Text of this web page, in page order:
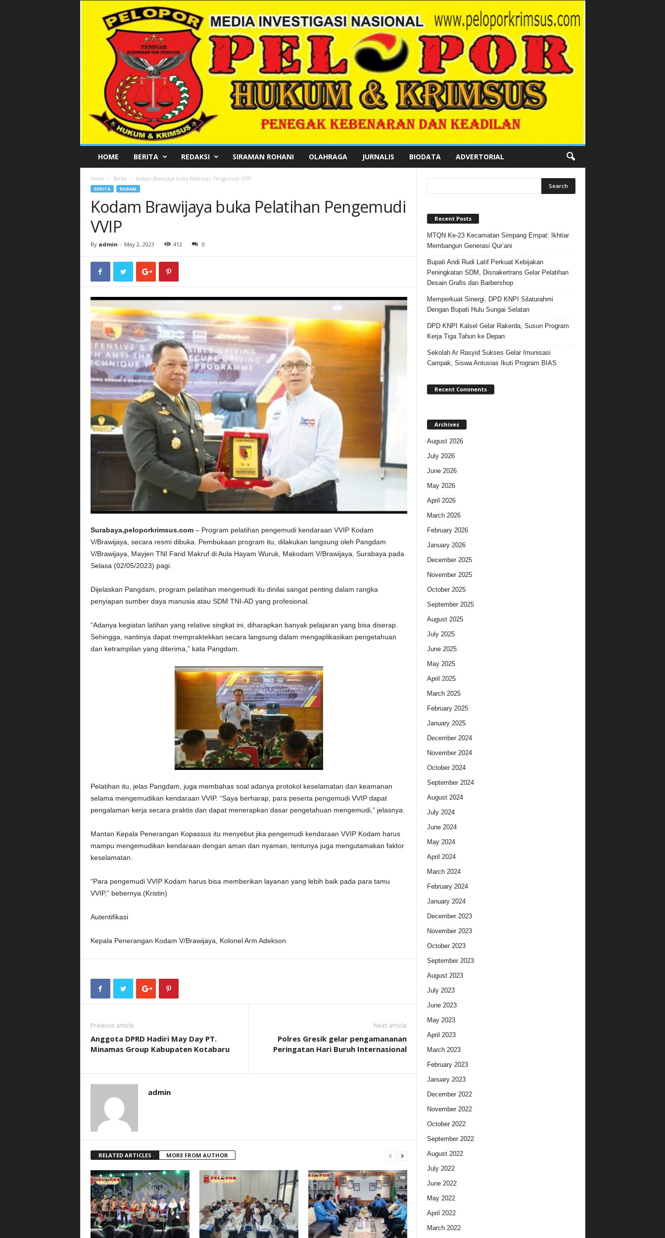
L
HOME BERITA REDAKSI SIRAMAN ROHANI OLAHRAGA JURNALIS BIODATA ADVERTORIAL
Home Berita Kodam Brawijaya buka Pelatihan Pengemudi VVIP
BERITA RAGAM
Kodam Brawijaya buka Pelatihan Pengemudi
VVIP
By admin - May 2, 2023 412 0
Surabaya,peloporkrimsus.com– Program pelatihan pengemudi kendaraan VVIP Kodam
V/Brawijaya, secara resmi dibuka. Pembukaan program itu, dilakukan langsung oleh Pangdam
V/Brawijaya, Mayjen TNI Farid Makruf di Aula Hayam Wuruk, Makodam V/Brawijaya, Surabaya pada
Selasa (02/05/2023) pagi.
Dijelaskan Pangdam, program pelatihan mengemudi itu dinilai sangat penting dalam rangka
penyiapan sumber daya manusia atau SDM TNI-AD yang profesional.
“Adanya kegiatan latihan yang relative singkat ini, diharapkan banyak pelajaran yang bisa diserap.
Sehingga, nantinya dapat mempraktekkan secara langsung dalam mengaplikasikan pengetahuan
dan ketrampilan yang diterima,” kata Pangdam.
Pelatihan itu, jelas Pangdam, juga membahas soal adanya protokol keselamatan dan keamanan
selama mengemudikan kendaraan VVIP. “Saya berharap, para peserta pengemudi VVIP dapat
pengalaman kerja secara praktis dan dapat menerapkan dasar pengetahuan mengemudi,” jelasnya.
Mantan Kepala Penerangan Kopassus itu menyebut jika pengemudi kendaraan VVIP Kodam harus
mampu mengemudikan kendaraan dengan aman dan nyaman, tentunya juga mengutamakan faktor
keselamatan.
“Para pengemudi VVIP Kodam harus bisa memberikan layanan yang lebih baik pada para tamu
VVIP,” bebernya.(Kristin)
Autentifikasi
Kepala Penerangan Kodam V/Brawijaya, Kolonel Arm Adekson
Previous article
Anggota DPRD Hadiri May Day PT.
Minamas Group Kabupaten Kotabaru
Next article
Polres Gresik gelar pengamananan
Peringatan Hari Buruh Internasional
admin
RELATED ARTICLES MORE FROM AUTHOR
Recent Posts
MTQN Ke-23 Kecamatan Simpang Empat: Ikhtiar
Membangun Generasi Qur’ani
Bupati Andi Rudi Latif Perkuat Kebijakan
Peningkatan SDM, Disnakertrans Gelar Pelatihan
Desain Grafis dan Barbershop
Memperkuat Sinergi, DPD KNPI Silaturahmi
Dengan Bupati Hulu Sungai Selatan
DPD KNPI Kalsel Gelar Rakerda, Susun Program
Kerja Tiga Tahun ke Depan
Sekolah Ar Rasyid Sukses Gelar Imunisasi
Campak, Siswa Antusias Ikuti Program BIAS
Recent Comments
Archives
August 2026
July 2026
June 2026
May 2026
April 2026
March 2026
February 2026
January 2026
December 2025
November 2025
October 2025
September 2025
August 2025
July 2025
June 2025
May 2025
April 2025
March 2025
February 2025
January 2025
December 2024
November 2024
October 2024
September 2024
August 2024
July 2024
June 2024
May 2024
April 2024
March 2024
February 2024
January 2024
December 2023
November 2023
October 2023
September 2023
August 2023
July 2023
June 2023
May 2023
April 2023
March 2023
February 2023
January 2023
December 2022
November 2022
October 2022
September 2022
August 2022
July 2022
June 2022
May 2022
April 2022
March 2022